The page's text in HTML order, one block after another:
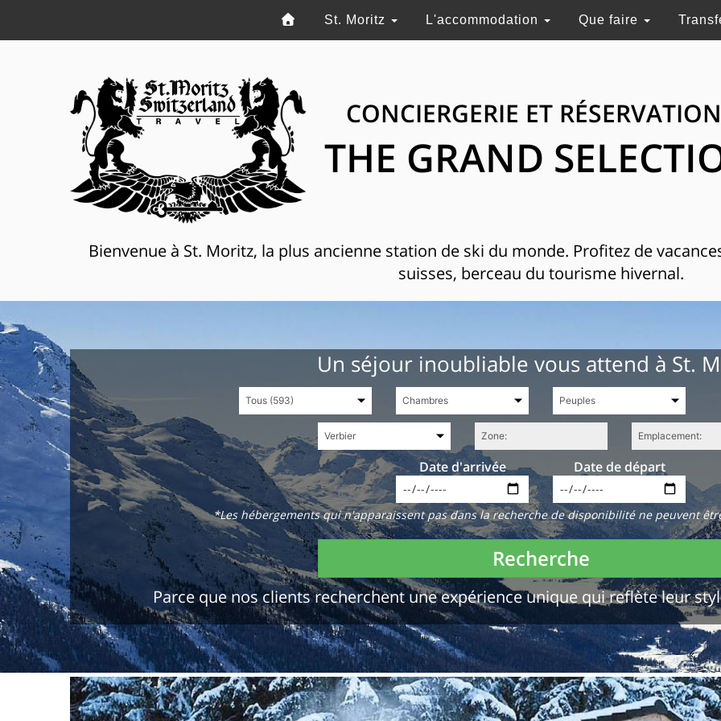
St. Moritz L'accommodation Que faire
CONCIERGERIE ET
THE GRAND
Bienvenue à St. Moritz, la plus ancienne station de ski du monde. Profitez de
suisses, berceau du tourisme hivernal.
Un séjour inoubliable vous attend à St.
Date d'arrivée Date de départ
*Les hébergements qui n'apparaissent pas dans la recherche de disponibilité ne peuvent
Recherche
Parce que nos clients recherchent une expérience unique qui reflète leur